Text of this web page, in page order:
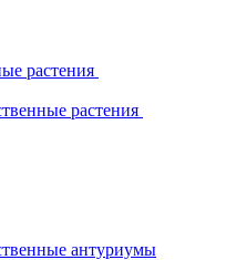
растения
растения
антуриумы